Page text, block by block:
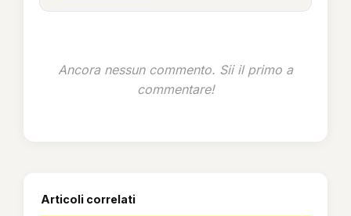
Ancora nessun commento. Sii il primo a
commentare!
Articoli correlati